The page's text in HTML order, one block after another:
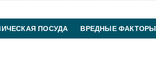
ПОСУДА ВРЕДНЫЕ ФАКТОРЫ